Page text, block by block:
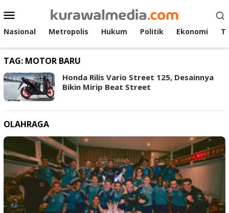
ke
konten
Menu
Mobile
Nasional Metropolis Hukum Politik Ekonomi
TAG: MOTOR BARU
Honda Rilis Vario Street 125, Desainnya
Bikin Mirip Beat Street
OLAHRAGA